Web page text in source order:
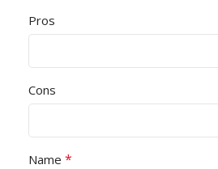
Pros
Cons
Name *